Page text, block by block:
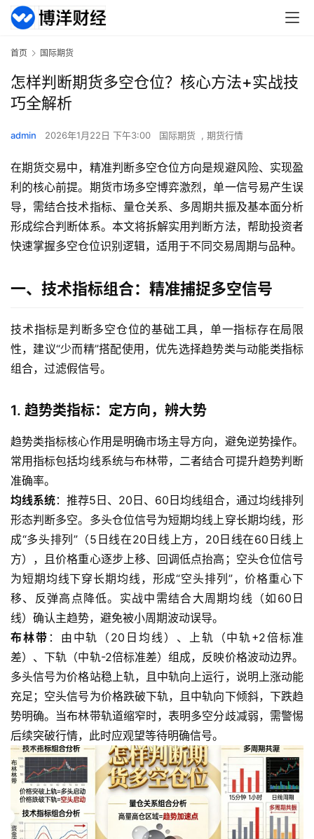
首页 国际期货
怎样判断期货多空仓位？核心方法+实战技
巧全解析
admin 2026年1月22日 下午3:00 国际期货 , 期货行情
在期货交易中，精准判断多空仓位方向是规避风险、实现盈
利的核心前提。期货市场多空博弈激烈，单一信号易产生误
导，需结合技术指标、量仓关系、多周期共振及基本面分析
形成综合判断体系。本文将拆解实用判断方法，帮助投资者
快速掌握多空仓位识别逻辑，适用于不同交易周期与品种。
一、技术指标组合：精准捕捉多空信号
技术指标是判断多空仓位的基础工具，单一指标存在局限
性，建议“少而精”搭配使用，优先选择趋势类与动能类指标
组合，过滤假信号。
1. 趋势类指标：定方向，辨大势
趋势类指标核心作用是明确市场主导方向，避免逆势操作。
常用指标包括均线系统与布林带，二者结合可提升趋势判断
准确率。
均线系统：推荐5日、20日、60日均线组合，通过均线排列
形态判断多空。多头仓位信号为短期均线上穿长期均线，形
成“多头排列”（5日线在20日线上方，20日线在60日线上
方），且价格重心逐步上移、回调低点抬高；空头仓位信号
为短期均线下穿长期均线，形成“空头排列”，价格重心下
移、反弹高点降低。实战中需结合大周期均线（如60日
线）确认主趋势，避免被小周期波动误导。
布林带 ：由中轨（20日均线）、上轨（中轨+2倍标准
差）、下轨（中轨-2倍标准差）组成，反映价格波动边界。
多头信号为价格站稳上轨，且中轨向上运行，说明上涨动能
充足；空头信号为价格跌破下轨，且中轨向下倾斜，下跌趋
势明确。当布林带轨道缩窄时，表明多空分歧减弱，需警惕
后续突破行情，此时应观望等待明确信号。